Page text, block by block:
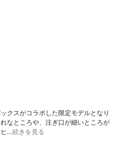
クスがコラボした限定モデルとなり
なところや、注ぎ口が細いところが
ヒ…続きを見る